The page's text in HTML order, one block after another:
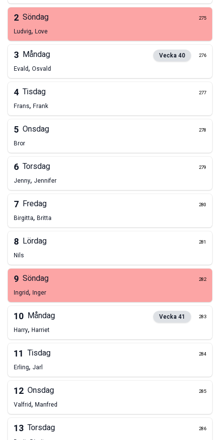
2 Söndag 275
Ludvig, Love
3 Måndag Vecka40 276
Evald, Osvald
4 Tisdag 277
Frans, Frank
5 Onsdag 278
Bror
6 Torsdag 279
Jenny, Jennifer
7 Fredag 280
Birgitta, Britta
8 Lördag 281
Nils
9 Söndag 282
Ingrid, Inger
10 Måndag Vecka41 283
Harry, Harriet
11 Tisdag 284
Erling, Jarl
12 Onsdag 285
Valfrid, Manfred
13 Torsdag 286